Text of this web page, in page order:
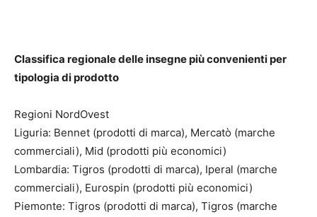
Classifica regionale delle insegne più convenienti per
tipologia di prodotto
Regioni NordOvest
Liguria: Bennet (prodotti di marca), Mercatò (marche
commerciali), Mid (prodotti più economici)
Lombardia: Tigros (prodotti di marca), Iperal (marche
commerciali), Eurospin (prodotti più economici)
Piemonte: Tigros (prodotti di marca), Tigros (marche